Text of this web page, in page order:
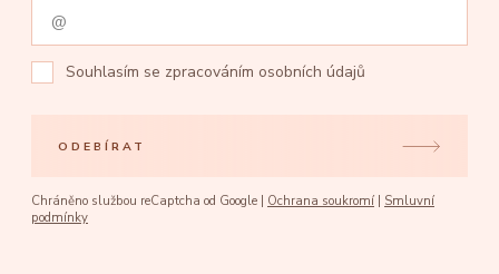
Souhlasím se zpracováním osobních údajů
ODEBÍRAT
Chráněno službou reCaptcha od Google | Ochrana soukromí
Smluvní
podmínky